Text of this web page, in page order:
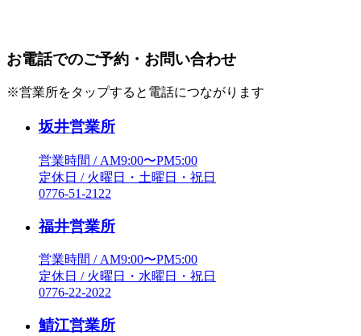
お電話でのご予約・お問い合わせ
※営業所をタップすると電話につながります
坂井営業所
営業時間 / AM9:00〜PM5:00
定休日 / 火曜日・土曜日・祝日
0776-51-2122
福井営業所
営業時間 / AM9:00〜PM5:00
定休日 / 火曜日・水曜日・祝日
0776-22-2022
鯖江営業所